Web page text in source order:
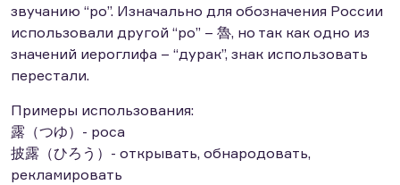
звучанию “ро”. Изначально для обозначения России
использовали другой “ро” – 魯, но так как одно из
значений иероглифа – “дурак”, знак использовать
перестали.
Примеры использования:
露（つゆ）- роса
披露（ひろう）- открывать, обнародовать,
рекламировать